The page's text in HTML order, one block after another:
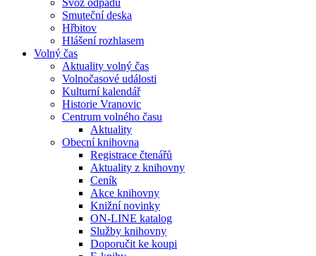
Svoz odpadu
Smuteční deska
Hřbitov
Hlášení rozhlasem
Volný čas
Aktuality volný čas
Volnočasové události
Kulturní kalendář
Historie Vranovic
Centrum volného času
Aktuality
Obecní knihovna
Registrace čtenářů
Aktuality z knihovny
Ceník
Akce knihovny
Knižní novinky
ON-LINE katalog
Služby knihovny
Doporučit ke koupi